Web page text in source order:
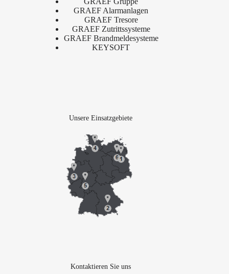
GRAEF Alarmanlagen
GRAEF Tresore
GRAEF Zutrittssysteme
GRAEF Brandmeldesysteme
KEYSOFT
Unsere Einsatzgebiete
Kontaktieren Sie uns